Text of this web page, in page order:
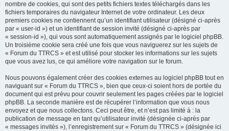
nombre de cookies, qui sont des petits fichiers textes téléchargés dans les
fichiers temporaires du navigateur Internet de votre ordinateur. Les deux
premiers cookies ne contiennent qu’un identifiant utilisateur (désigné ci-après
par « user-id ») et un identifiant de session invité (désigné ci-après par
« session-id »), qui vous sont automatiquement assignés par le logiciel phpBB.
Un troisième cookie sera créé une fois que vous naviguerez sur les sujets de
« Forum du TTRCS » et est utilisé pour stocker les informations sur les sujets
que vous avez lus, ce qui améliore votre navigation sur le forum.
Nous pouvons également créer des cookies externes au logiciel phpBB tout en
naviguant sur « Forum du TTRCS », bien que ceux-ci soient hors de portée du
document qui est prévu pour couvrir seulement les pages créées par le logiciel
phpBB. La seconde manière est de récupérer l’information que vous nous
envoyez et que nous collectons. Ceci peut être, et n’est pas limité à : la
publication de message en tant qu’utilisateur invité (désignée ci-après par
« messages invités »), l’enregistrement sur « Forum du TTRCS » (désignée ici